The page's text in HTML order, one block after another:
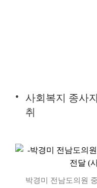
사회복지 종사
취
박경미 전남도의원